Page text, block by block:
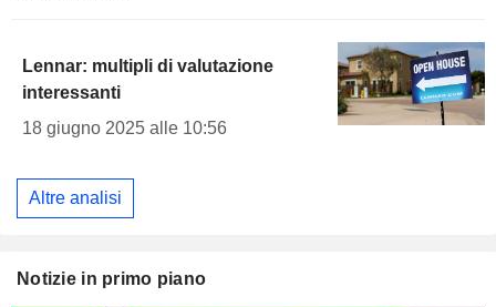
Lennar: multipli di valutazione
interessanti
18 giugno 2025 alle 10:56
Altre analisi
Notizie in primo piano